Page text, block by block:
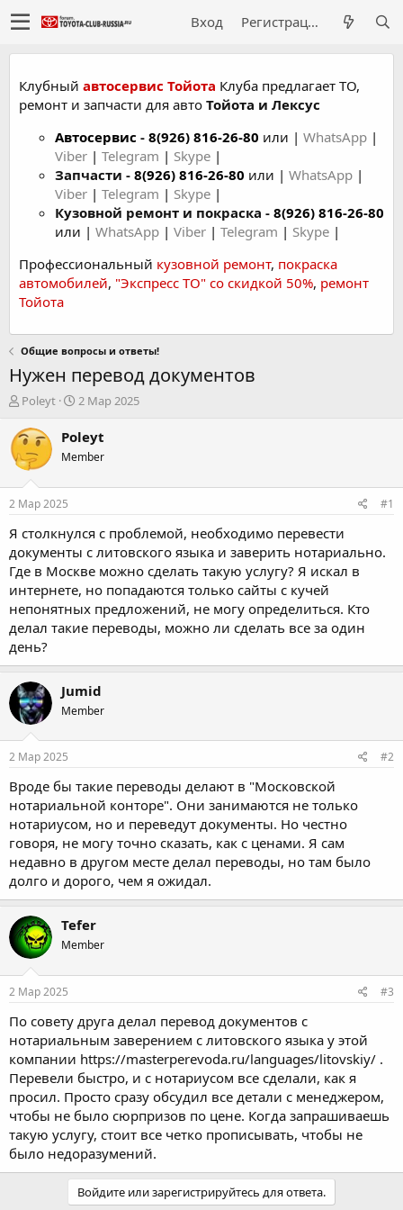
Вход Регистрация
Клубный автосервис Тойота Клуба предлагает ТО,
ремонт и запчасти для авто Тойота и Лексус
Автосервис - 8(926) 816-26-80 или | WhatsApp |
Viber | Telegram | Skype |
Запчасти - 8(926) 816-26-80 или | WhatsApp |
Viber | Telegram | Skype |
Кузовной ремонт и покраска - 8(926) 816-26-80
или | WhatsApp | Viber | Telegram | Skype |
Профессиональный кузовной ремонт, покраска
автомобилей, "Экспресс ТО" со скидкой 50%, ремонт
Тойота
Общие вопросы и ответы!
Нужен перевод документов
А
т
о
р
е
м
ы
Poleyt
Д
т
н
л
2 Мар 2025
Poleyt
Member
2 Мар 2025 #1
Я столкнулся с проблемой, необходимо перевести
документы с литовского языка и заверить нотариально.
Где в Москве можно сделать такую услугу? Я искал в
интернете, но попадаются только сайты с кучей
непонятных предложений, не могу определиться. Кто
делал такие переводы, можно ли сделать все за один
день?
Jumid
Member
2 Мар 2025 #2
Вроде бы такие переводы делают в "Московской
нотариальной конторе". Они занимаются не только
нотариусом, но и переведут документы. Но честно
говоря, не могу точно сказать, как с ценами. Я сам
недавно в другом месте делал переводы, но там было
долго и дорого, чем я ожидал.
Tefer
Member
2 Мар 2025 #3
По совету друга делал перевод документов с
нотариальным заверением с литовского языка у этой
компании https://masterperevoda.ru/languages/litovskiy/ .
Перевели быстро, и с нотариусом все сделали, как я
просил. Просто сразу обсудил все детали с менеджером,
чтобы не было сюрпризов по цене. Когда запрашиваешь
такую услугу, стоит все четко прописывать, чтобы не
было недоразумений.
Войдите или зарегистрируйтесь для ответа.